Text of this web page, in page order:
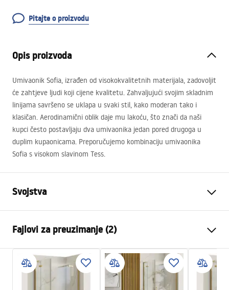
Pitajte o proizvodu
Opis proizvoda
Umivaonik Sofia, izrađen od visokokvalitetnih materijala, zadovoljit
će zahtjeve ljudi koji cijene kvalitetu. Zahvaljujući svojim skladnim
linijama savršeno se uklapa u svaki stil, kako moderan tako i
klasičan. Aerodinamični oblik daje mu lakoću, što znači da naši
kupci često postavljaju dva umivaonika jedan pored drugoga u
duplim kupaonicama. Preporučujemo kombinaciju umivaonika
Sofia s visokom slavinom Tess.
Svojstva
Materijal
Boja
Bijela/Zlatna
Završetak
Sjajni, Brušeni
410
Fajlovi za preuzimanje (2)
Montažne upute
Basin.pdf